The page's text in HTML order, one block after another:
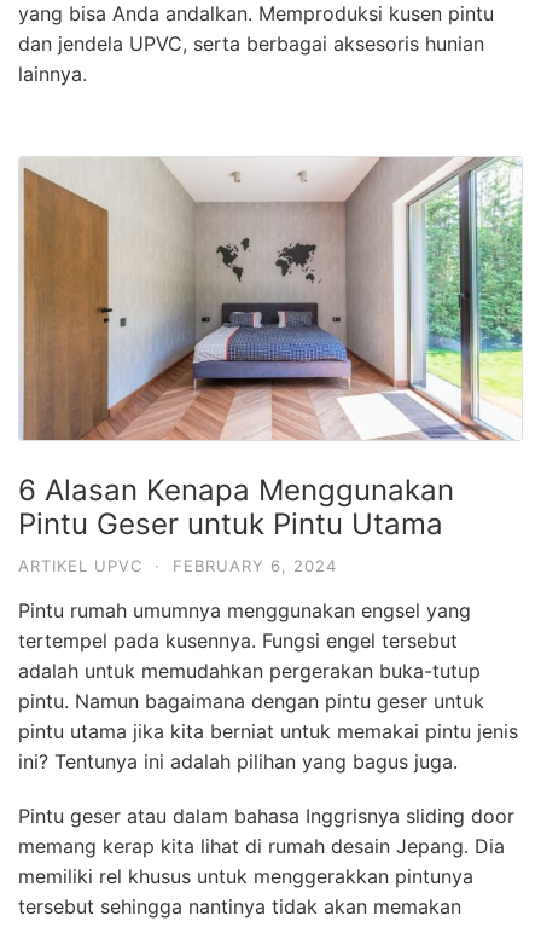
yang bisa Anda andalkan. Memproduksi kusen pintu
dan jendela UPVC, serta berbagai aksesoris hunian
lainnya.
6 Alasan Kenapa Menggunakan
Pintu Geser untuk Pintu Utama
ARTIKEL UPVC · FEBRUARY 6, 2024
Pintu rumah umumnya menggunakan engsel yang
tertempel pada kusennya. Fungsi engel tersebut
adalah untuk memudahkan pergerakan buka-tutup
pintu. Namun bagaimana dengan pintu geser untuk
pintu utama jika kita berniat untuk memakai pintu jenis
ini? Tentunya ini adalah pilihan yang bagus juga.
Pintu geser atau dalam bahasa Inggrisnya sliding door
memang kerap kita lihat di rumah desain Jepang. Dia
memiliki rel khusus untuk menggerakkan pintunya
tersebut sehingga nantinya tidak akan memakan